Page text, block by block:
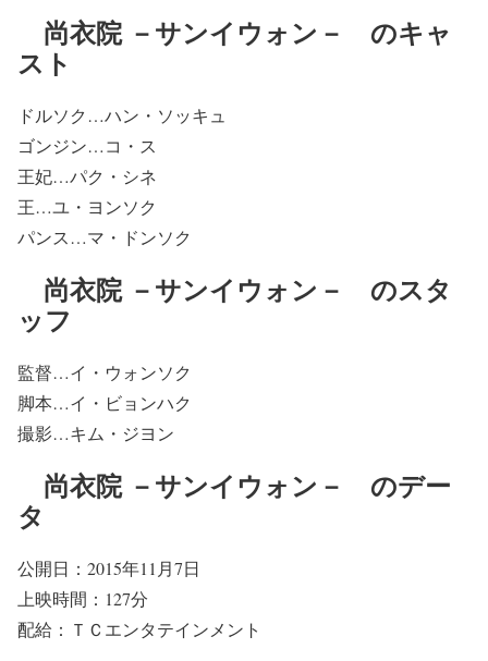
尚衣院 －サンイウォン－ のキャ
スト
ドルソク…ハン・ソッキュ
ゴンジン…コ・ス
王妃…パク・シネ
王…ユ・ヨンソク
パンス…マ・ドンソク
尚衣院 －サンイウォン－ のスタ
ッフ
監督…イ・ウォンソク
脚本…イ・ビョンハク
撮影…キム・ジヨン
尚衣院 －サンイウォン－ のデー
タ
公開日：2015年11月7日
上映時間：127分
配給：ＴＣエンタテインメント